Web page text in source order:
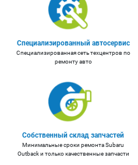
Специализированный автосервис
Специализированная сеть техцентров по
ремонту авто
Собственный склад запчастей
Минимальные сроки ремонта Subaru
Outback и только качественные запчасти